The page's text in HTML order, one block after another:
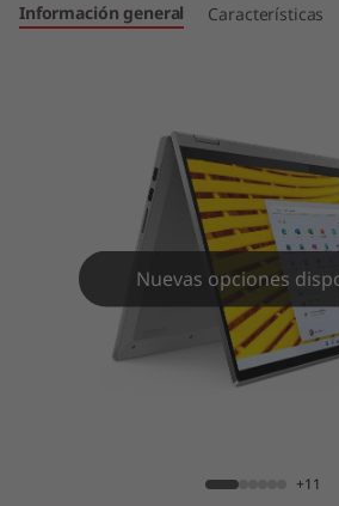
Información general Características
Nuevas opciones
+11